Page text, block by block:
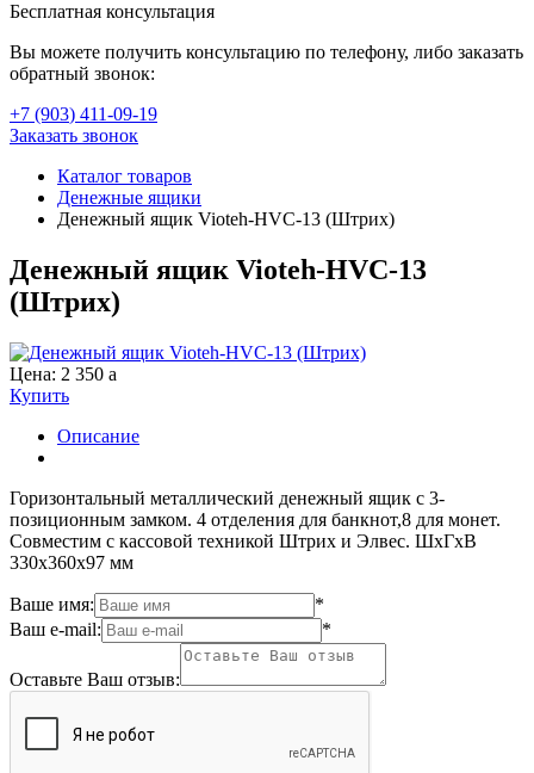
Бесплатная консультация
Вы можете получить консультацию по телефону, либо заказать
обратный звонок:
+7 (903) 411-09-19
Заказать звонок
Каталог товаров
Денежные ящики
Денежный ящик Vioteh-HVC-13 (Штрих)
Денежный ящик Vioteh-HVC-13
(Штрих)
Цена: 2 350 a
Купить
Описание
Горизонтальный металлический денежный ящик с 3-
позиционным замком. 4 отделения для банкнот,8 для монет.
Совместим с кассовой техникой Штрих и Элвес. ШхГхВ
330х360х97 мм
Ваше имя:
*
Ваш e-mail:
*
Оставьте Ваш отзыв: